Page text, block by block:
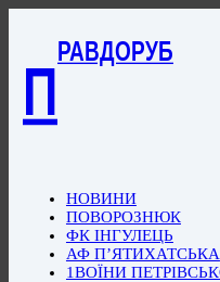
П
РАВДОРУБ
НОВИНИ
ПОВОРОЗНЮК
ФК ІНГУЛЕЦЬ
АФ П’ЯТИХАТСЬКА
1ВОЇНИ